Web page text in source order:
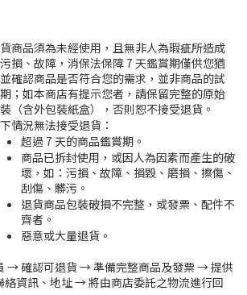
商品須為未經使用，且無非人為瑕疵所造成
損、故障，消保法保障 7 天鑑賞期僅供您猶
確認商品是否符合您的需求，並非商品的試
；如本商店有提示您者，請保留完整的原始
（含外包裝紙盒），否則恕不接受退貨。
情況無法接受退貨：
超過 7 天的商品鑑賞期。
商品已拆封使用，或因人為因素而產生的破
壞，如：污損、故障、損毀、磨損、擦傷、
刮傷、髒污。
退貨商品包裝破損不完整，或發票、配件不
齊者。
惡意或大量退貨。
→ 確認可退貨 → 準備完整商品及發票 → 提供
絡資訊、地址 → 將由商店委託之物流進行回